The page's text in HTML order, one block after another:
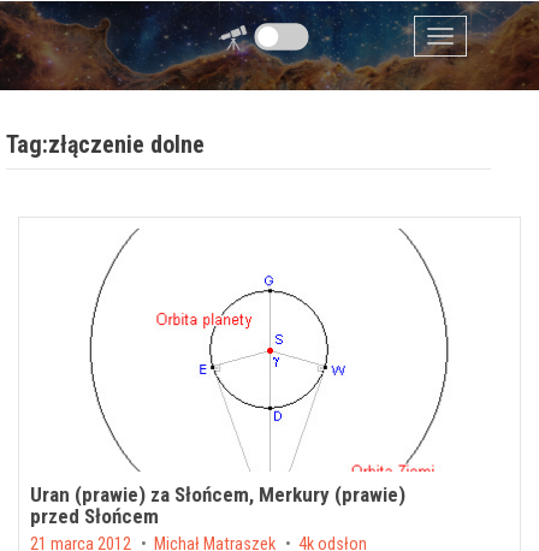
Przejdź do zawartości
Menu
Tag:złączenie dolne
Uran (prawie) za Słońcem, Merkury (prawie)
przed Słońcem
Posted on
21 marca 2012 byMichał Matraszek 4k odsłon